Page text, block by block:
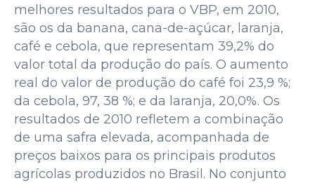
melhores resultados para o VBP, em 2010,
são os da banana, cana-de-açúcar, laranja,
café e cebola, que representam 39,2% do
valor total da produção do país. O aumento
real do valor de produção do café foi 23,9 %;
da cebola, 97, 38 %; e da laranja, 20,0%. Os
resultados de 2010 refletem a combinação
de uma safra elevada, acompanhada de
preços baixos para os principais produtos
agrícolas produzidos no Brasil. No conjunto